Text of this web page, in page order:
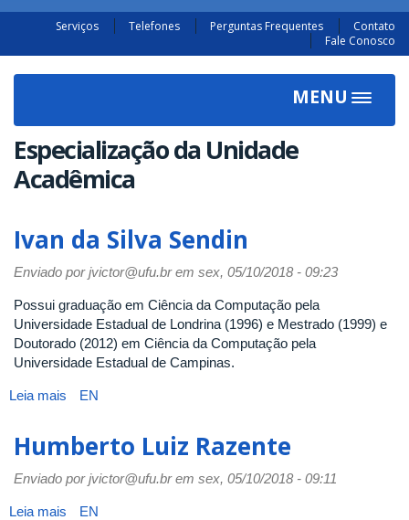
Serviços Telefones Perguntas Frequentes
Contato
Fale Conosco
MENU
Toggle
Especialização da Unidade
Acadêmica
Ivan da Silva Sendin
Enviado porjvictor@ufu.brem sex, 05/10/2018 - 09:23
Possui graduação em Ciência da Computação pela
Universidade Estadual de Londrina (1996) e Mestrado (1999) e
Doutorado (2012) em Ciência da Computação pela
Universidade Estadual de Campinas.
Leia mais sobre
da
Silva
Sendin
EN
Humberto Luiz Razente
Enviado porjvictor@ufu.brem sex, 05/10/2018 - 09:11
Leia mais sobre
EN